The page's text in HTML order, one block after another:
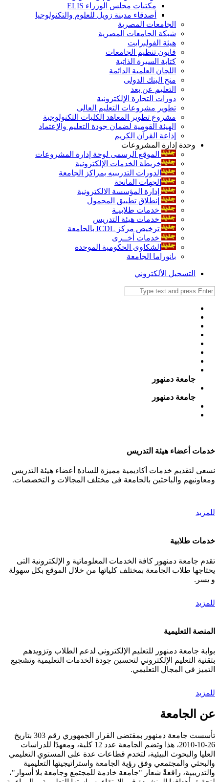
مكتبات مجلس الوزراء ELIS
أصدقاء مدينة زويل للعلوم والتكنولوجيا
الجامعات المصرية
شبكة الجامعات المصرية
هيئة الفولبرايت
قانون تنظيم الجامعات
كتابة السيرة الذاتية
اللجان العلمية الدائمة
منح البنك الدولى
التعليم عن بعد
دورات التجارة الإلكترونية
تطوير مشروعات التعليم العالى
مشروع تطوير المعاهد الكليات التكنولوجية
الهيئة القومية لضمان جودة التعليم والإعتماد
إذاعة القرآن الكريم
وحدة إدارة المشروعات
الموقع الرسمى لوحة إدارة المشروعات
خريطة الخدمات الإلكترونية
الدورات التدريبيه بمراكز الجامعة
الجهات المانحة
إدارة المؤسسة الالكترونية
إنطلاق تطبيق المحمول
خدمات طلابيـة
خدمات هيئة التدريس
ترخيص مركز ICDL بالجامعة
خدمات أخــرى
الشكاوى الحكومية الموحدة
بانوراما الجامعة
التسجيل الألكتروني
جامعة دمنهور
جامعة دمنهور
خدمات أعضاء هيئة التدريس
نسعى لتقديم خدمات أكاديمية مميزة للسادة أعضاء هيئة التدريس
ومعاونيهم والباحثين بالجامعة فى مختلف المجالات و التخصصات.
للمزيد
خدمات طلابية
تقدم جامعة دمنهور كافة الخدمات المعلوماتية و الإلكترونية التى
يحتاجها طلاب الجامعة بمختلف كلياتها من خلال الموقع بكل سهولة
و يسر.
للمزيد
المنصة التعليمية
بوابة جامعة دمنهور للتعليم الإلكتروني لدعم الطلاب وتزويدهم
بتقنية التعليم الإلكتروني لتحسين جودة الخدمات التعليمية وتشجيع
التميز في المجال التعليمي.
للمزيد
عن الجامعة
تأسست جامعة دمنهور بمقتضى القرار الجمهوري رقم 303 بتاريخ
26-10-2010، هذا وتضم الجامعة عدد 12 كلية، ومعهدًا للدراسات
العليا والبحوث البيئية، لتخدم قطاعات عدة على المستوي التعليمي
والبحثي والمجتمعي وفق رؤية الجامعة واستراتيجيتها التعليمية
والتدريبية، رافعةً شعار "جامعة خادمة للمجتمع وجامعة بلا أسوار"،